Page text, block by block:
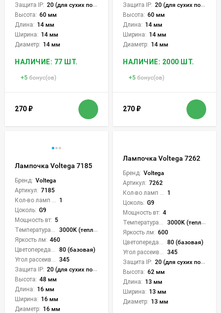
Защита IP: 20 (для сухих пом.)
Высота: 60 мм
Длина: 14 мм
Ширина: 14 мм
Диаметр: 14 мм
НАЛИЧИЕ: 77 ШТ.
+5 бонус(ов)
270 ₽
Защита IP: 20 (для сухих пом.)
Высота: 60 мм
Длина: 14 мм
Ширина: 14 мм
Диаметр: 14 мм
НАЛИЧИЕ: 2000 ШТ.
+5 бонус(ов)
270 ₽
Лампочка Voltega 7185
Бренд: Voltega
Артикул: 7185
1
Цоколь: G9
Мощность вт: 5
3000K (теплый)
Яркость лм: 460
80 (базовая)
345
Защита IP: 20 (для сухих пом.)
Высота: 48 мм
Длина: 16 мм
Ширина: 16 мм
Диаметр: 16 мм
Лампочка Voltega 7262
Бренд: Voltega
Артикул: 7262
1
Цоколь: G9
Мощность вт: 4
3000K (теплый)
Яркость лм: 600
80 (базовая)
345
Защита IP: 20 (для сухих пом.)
Высота: 62 мм
Длина: 13 мм
Ширина: 13 мм
Диаметр: 13 мм